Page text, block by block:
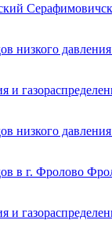
низкого
низкого
в г. Фролово